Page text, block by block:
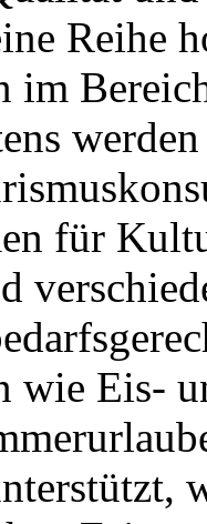
Reihe
im
für
wie Eis-